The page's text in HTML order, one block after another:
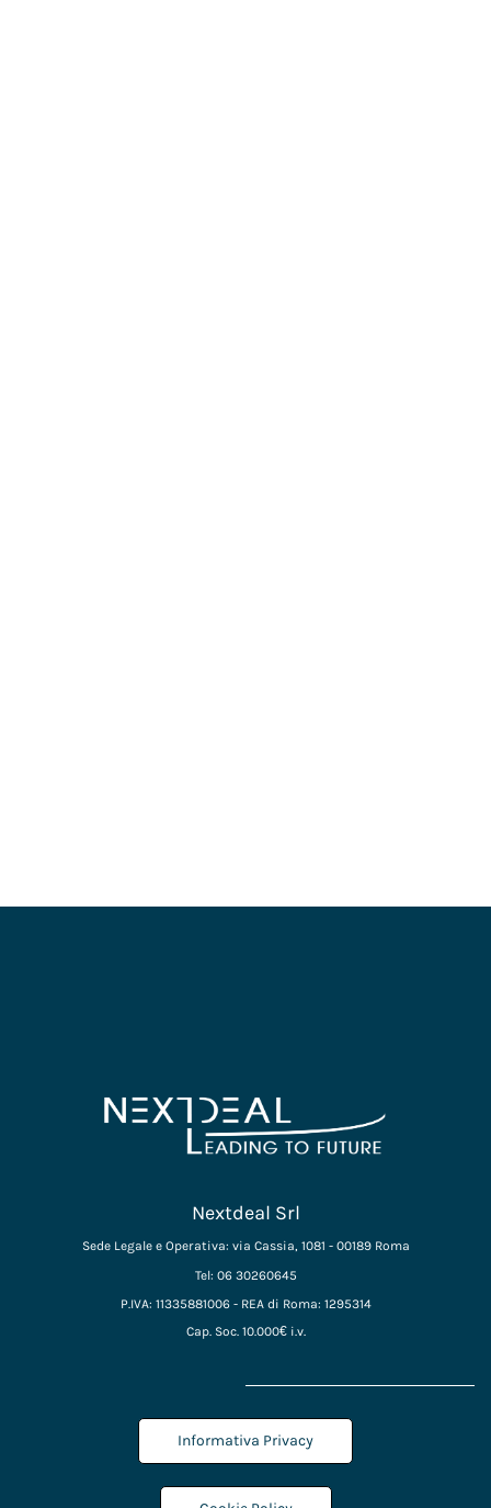
Nextdeal Srl
Sede Legale e Operativa: via Cassia, 1081 - 00189 Roma
Tel: 06 30260645
P.IVA: 11335881006 - REA di Roma: 1295314
Cap. Soc. 10.000€ i.v.
Informativa Privacy